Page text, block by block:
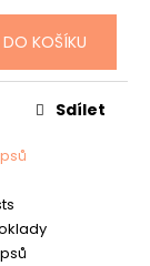
DO KOŠÍKU
Sdílet